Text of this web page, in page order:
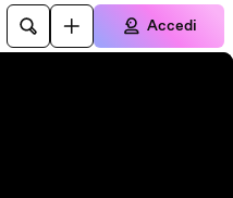
Accedi